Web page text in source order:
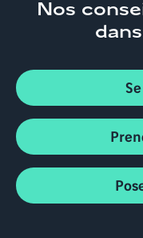
Nos